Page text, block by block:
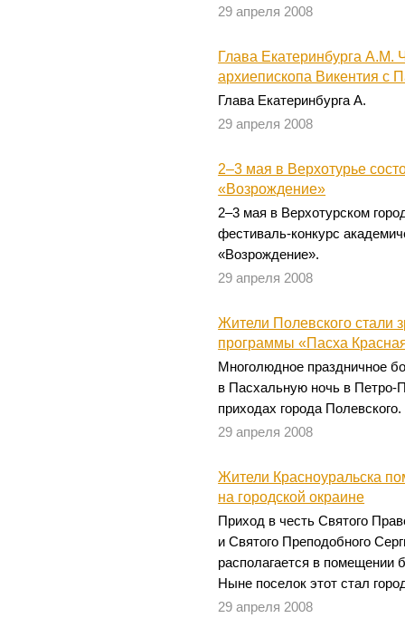
29 апреля 2008
Глава Екатеринбурга А.М.
архиепископа Викентия с
Глава Екатеринбурга А.
29 апреля 2008
2–3 мая в Верхотурье
«Возрождение»
2–3 мая в Верхотурском
фестиваль-конкурс
«Возрождение».
29 апреля 2008
Жители Полевского стали
программы «Пасха
Многолюдное праздничное
в Пасхальную ночь в Петро-
приходах города Полевского.
29 апреля 2008
Жители Красноуральска
на городской окраине
Приход в честь Святого
и Святого Преподобного
располагается в помещении
Ныне поселок этот стал
29 апреля 2008